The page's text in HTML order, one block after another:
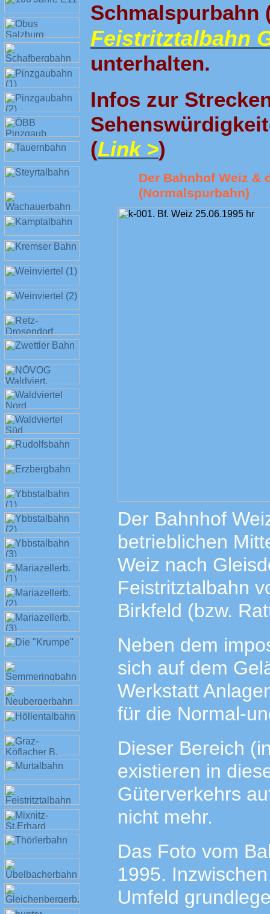
Schmalspurbahn
Feistritztalbahn
unterhalten.
Infos zur
(Link >)
Der Bahnhof Weiz &
(Normalspurbahn)
Der Bahnhof
betrieblichen
Weiz nach
Feistritztalbahn
Birkfeld (bzw.
Neben dem
sich auf dem
Werkstatt
für die Normal-
Dieser Bereich
existieren in
Güterverkehrs
nicht mehr.
Das Foto vom
1995.
Umfeld